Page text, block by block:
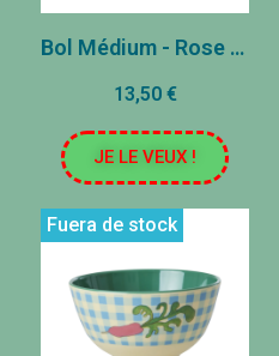
Bol Médium - Rose - Terapia de amor Gnome Print
13,50 €
JE LE VEUX !
Fuera de stock